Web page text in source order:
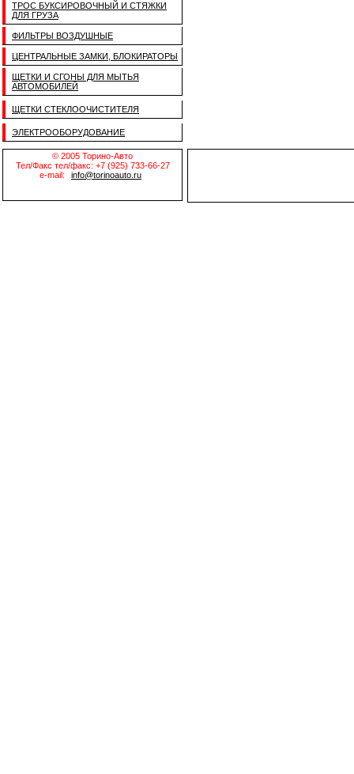
ТРОС БУКСИРОВОЧНЫЙ И СТЯЖКИ
ДЛЯ ГРУЗА
ФИЛЬТРЫ ВОЗДУШНЫЕ
ЦЕНТРАЛЬНЫЕ ЗАМКИ, БЛОКИРАТОРЫ
ЩЕТКИ И СГОНЫ ДЛЯ МЫТЬЯ
АВТОМОБИЛЕЙ
ЩЕТКИ СТЕКЛООЧИСТИТЕЛЯ
ЭЛЕКТРООБОРУДОВАНИЕ
© 2005 Торино-Авто
Тел/Факс тел/факс: +7 (925) 733-66-27
e-mail:
info@torinoauto.ru